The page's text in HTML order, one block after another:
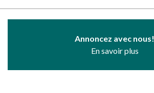
Annoncez avec nous!
En savoir plus